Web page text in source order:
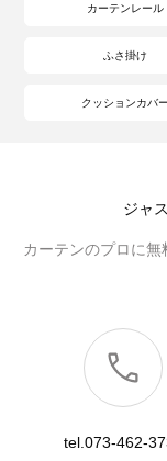
カーテンレール
ふさ掛け
クッションカバー
ジャ
カーテンのプロに
tel.073-462-